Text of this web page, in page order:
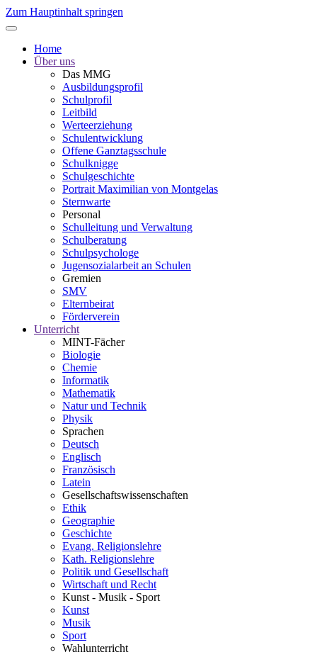
Zum Hauptinhalt springen
Home
Über uns
Das MMG
Ausbildungsprofil
Schulprofil
Leitbild
Werteerziehung
Schulentwicklung
Offene Ganztagsschule
Schulknigge
Schulgeschichte
Portrait Maximilian von Montgelas
Sternwarte
Personal
Schulleitung und Verwaltung
Schulberatung
Schulpsychologe
Jugensozialarbeit an Schulen
Gremien
SMV
Elternbeirat
Förderverein
Unterricht
MINT-Fächer
Biologie
Chemie
Informatik
Mathematik
Natur und Technik
Physik
Sprachen
Deutsch
Englisch
Französisch
Latein
Gesellschaftswissenschaften
Ethik
Geographie
Geschichte
Evang. Religionslehre
Kath. Religionslehre
Politik und Gesellschaft
Wirtschaft und Recht
Kunst - Musik - Sport
Kunst
Musik
Sport
Wahlunterricht